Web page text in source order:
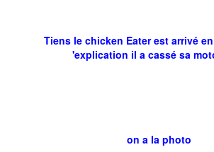
Tiens le chicken Eater est arrivé
'explication il a cassé sa
on a la photo